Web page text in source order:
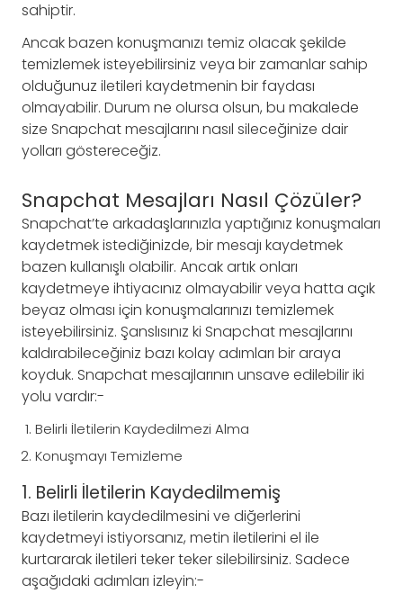
sahiptir.
Ancak bazen konuşmanızı temiz olacak şekilde
temizlemek isteyebilirsiniz veya bir zamanlar sahip
olduğunuz iletileri kaydetmenin bir faydası
olmayabilir. Durum ne olursa olsun, bu makalede
size Snapchat mesajlarını nasıl sileceğinize dair
yolları göstereceğiz.
Snapchat Mesajları Nasıl Çözüler?
Snapchat’te arkadaşlarınızla yaptığınız konuşmaları
kaydetmek istediğinizde, bir mesajı kaydetmek
bazen kullanışlı olabilir. Ancak artık onları
kaydetmeye ihtiyacınız olmayabilir veya hatta açık
beyaz olması için konuşmalarınızı temizlemek
isteyebilirsiniz. Şanslısınız ki Snapchat mesajlarını
kaldırabileceğiniz bazı kolay adımları bir araya
koyduk. Snapchat mesajlarının unsave edilebilir iki
yolu vardır:-
Belirli İletilerin Kaydedilmezi Alma
Konuşmayı Temizleme
1. Belirli İletilerin Kaydedilmemiş
Bazı iletilerin kaydedilmesini ve diğerlerini
kaydetmeyi istiyorsanız, metin iletilerini el ile
kurtararak iletileri teker teker silebilirsiniz. Sadece
aşağıdaki adımları izleyin:-